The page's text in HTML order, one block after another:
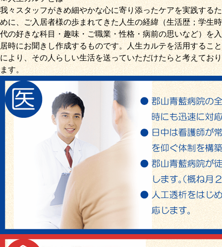
我々スタッフがきめ細やかな心に寄り添ったケアを実践するた
めに、ご入居者様の歩まれてきた人生の経緯（生活歴；学生時
代の好きな科目・趣味・ご職業・性格・病前の思いなど）を入
居時にお聞きし作成するものです。人生カルテを活用すること
により、その人らしい生活を送っていただけたらと考えており
ます。